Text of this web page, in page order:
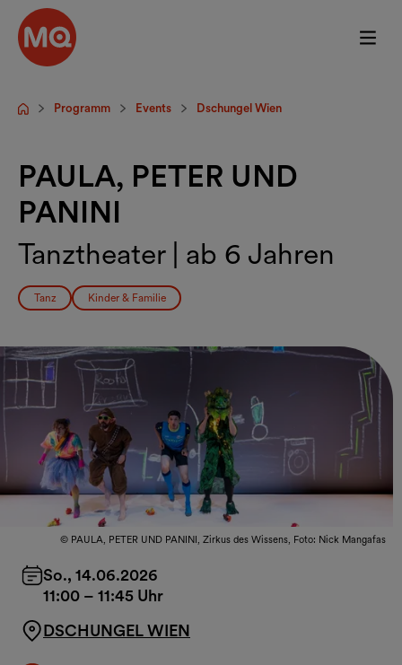
Zum Hauptinhalt springen
StartseiteProgramm Events Dschungel Wien
PAULA, PETER UND
PANINI
Tanztheater | ab 6 Jahren
Tanz Kinder & Familie
© PAULA, PETER UND PANINI, Zirkus des Wissens, Foto: Nick Mangafas
So., 14.06.2026
11:00 – 11:45 Uhr
DSCHUNGEL WIEN